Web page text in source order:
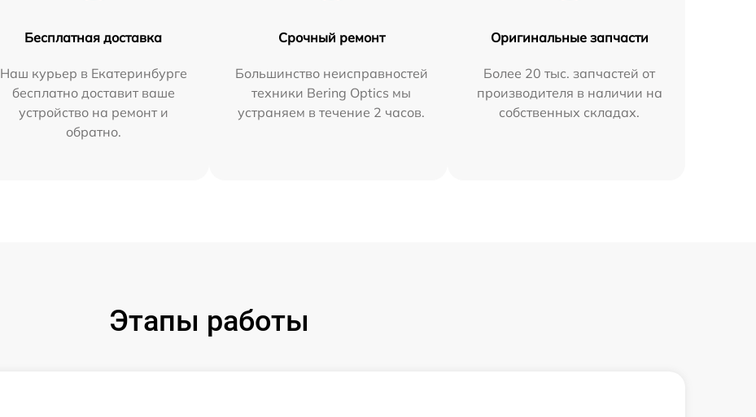
Бесплатная доставка
Наш курьер в Екатеринбурге
бесплатно доставит ваше
устройство на ремонт и
обратно.
Срочный ремонт
Большинство неисправностей
техники Bering Optics мы
устраняем в течение 2 часов.
Оригинальные запчасти
Более 20 тыс. запчастей от
производителя в наличии на
собственных складах.
Этапы работы